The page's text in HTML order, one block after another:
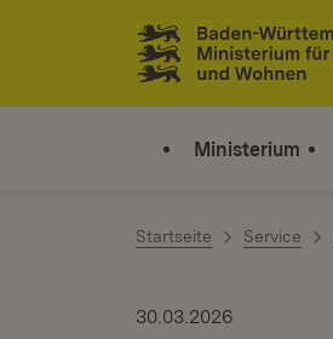
Zum Inhalt springen
Link zur Startseite
Ministerium
Startseite Service
30.03.2026